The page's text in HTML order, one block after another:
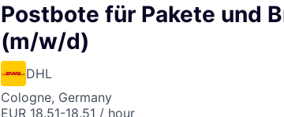
Postbote für Pakete und
(m/w/d)
DHL
Cologne, Germany
EUR 18.51-18.51 / hour